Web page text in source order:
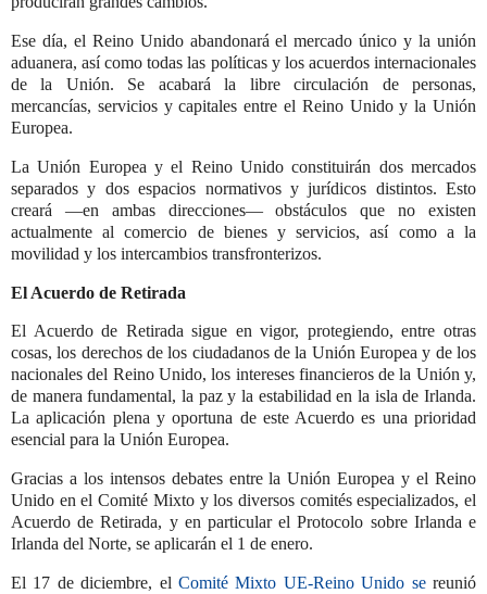
Ese día, el Reino Unido abandonará el mercado único y la unión
aduanera, así como todas las políticas y los acuerdos internacionales
de la Unión. Se acabará la libre circulación de personas,
mercancías, servicios y capitales entre el Reino Unido y la Unión
Europea.
La Unión Europea y el Reino Unido constituirán dos mercados
separados y dos espacios normativos y jurídicos distintos. Esto
creará —en ambas direcciones— obstáculos que no existen
actualmente al comercio de bienes y servicios, así como a la
movilidad y los intercambios transfronterizos.
El Acuerdo de Retirada
El Acuerdo de Retirada sigue en vigor, protegiendo, entre otras
cosas, los derechos de los ciudadanos de la Unión Europea y de los
nacionales del Reino Unido, los intereses financieros de la Unión y,
de manera fundamental, la paz y la estabilidad en la isla de Irlanda.
La aplicación plena y oportuna de este Acuerdo es una prioridad
esencial para la Unión Europea.
Gracias a los intensos debates entre la Unión Europea y el Reino
Unido en el Comité Mixto y los diversos comités especializados, el
Acuerdo de Retirada, y en particular el Protocolo sobre Irlanda e
Irlanda del Norte, se aplicarán el 1 de enero.
El 17 de diciembre, el Comité Mixto UE-Reino Unido se reunió